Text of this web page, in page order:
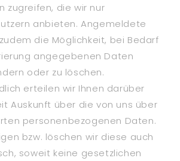
zugreifen, die wir nur
anbieten. Angemeldete
die Möglichkeit, bei Bedarf
angegebenen Daten
oder zu löschen.
erteilen wir Ihnen darüber
Auskunft über die von uns über
personenbezogenen Daten.
bzw. löschen wir diese auch
soweit keine gesetzlichen